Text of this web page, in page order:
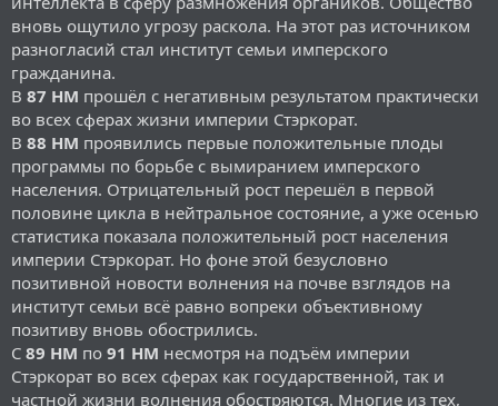
вновь ощутило угрозу раскола. На этот раз источником
разногласий стал институт семьи имперского
гражданина.
В 87 НМ прошёл с негативным результатом практически
во всех сферах жизни империи Стэркорат.
В 88 НМ проявились первые положительные плоды
программы по борьбе с вымиранием имперского
населения. Отрицательный рост перешёл в первой
половине цикла в нейтральное состояние, а уже осенью
статистика показала положительный рост населения
империи Стэркорат. Но фоне этой безусловно
позитивной новости волнения на почве взглядов на
институт семьи всё равно вопреки объективному
позитиву вновь обострились.
С 89 НМ по 91 НМ несмотря на подъём империи
Стэркорат во всех сферах как государственной, так и
частной жизни волнения обостряются. Многие из тех,